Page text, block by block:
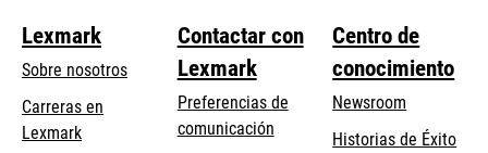
Lexmark
Sobre nosotros
Carreras en
Lexmark
Contactar con
Lexmark
Preferencias de
comunicación
Centro de
conocimiento
Newsroom
Historias de Éxito